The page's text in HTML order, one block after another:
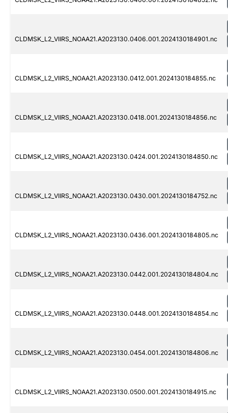
CLDMSK_L2_VIIRS_NOAA21.A2023130.0406.001.2024130184901.nc
CLDMSK_L2_VIIRS_NOAA21.A2023130.0412.001.2024130184855.nc
CLDMSK_L2_VIIRS_NOAA21.A2023130.0418.001.2024130184856.nc
CLDMSK_L2_VIIRS_NOAA21.A2023130.0424.001.2024130184850.nc
CLDMSK_L2_VIIRS_NOAA21.A2023130.0430.001.2024130184752.nc
CLDMSK_L2_VIIRS_NOAA21.A2023130.0436.001.2024130184805.nc
CLDMSK_L2_VIIRS_NOAA21.A2023130.0442.001.2024130184804.nc
CLDMSK_L2_VIIRS_NOAA21.A2023130.0448.001.2024130184854.nc
CLDMSK_L2_VIIRS_NOAA21.A2023130.0454.001.2024130184806.nc
CLDMSK_L2_VIIRS_NOAA21.A2023130.0500.001.2024130184915.nc